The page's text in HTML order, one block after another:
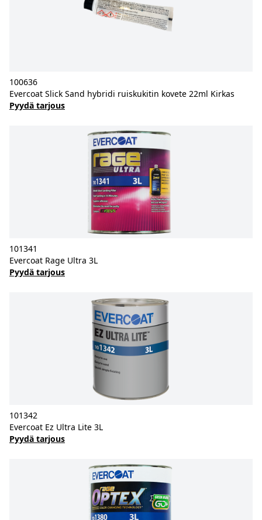
100636
Evercoat Slick Sand hybridi ruiskukitin kovete 22ml Kirkas
Pyydä tarjous
101341
Evercoat Rage Ultra 3L
Pyydä tarjous
101342
Evercoat Ez Ultra Lite 3L
Pyydä tarjous